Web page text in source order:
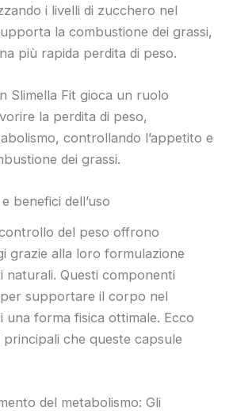
i livelli di zucchero nel
la combustione dei grassi,
più rapida perdita di peso.
Slimella Fit gioca un ruolo
la perdita di peso,
controllando l’appetito e
dei grassi.
benefici dell’uso
del peso offrono
grazie alla loro formulazione
naturali. Questi componenti
supportare il corpo nel
una forma fisica ottimale. Ecco
che queste capsule
del metabolismo: Gli